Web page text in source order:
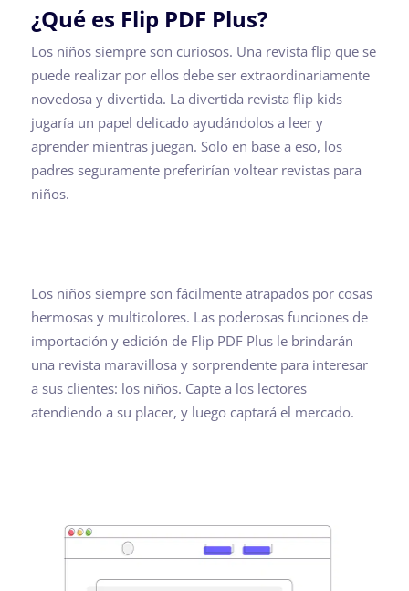
¿Qué es Flip PDF Plus?
Los niños siempre son curiosos. Una revista flip que se
puede realizar por ellos debe ser extraordinariamente
novedosa y divertida. La divertida revista flip kids
jugaría un papel delicado ayudándolos a leer y
aprender mientras juegan. Solo en base a eso, los
padres seguramente preferirían voltear revistas para
niños.
Los niños siempre son fácilmente atrapados por cosas
hermosas y multicolores. Las poderosas funciones de
importación y edición de Flip PDF Plus le brindarán
una revista maravillosa y sorprendente para interesar
a sus clientes: los niños. Capte a los lectores
atendiendo a su placer, y luego captará el mercado.